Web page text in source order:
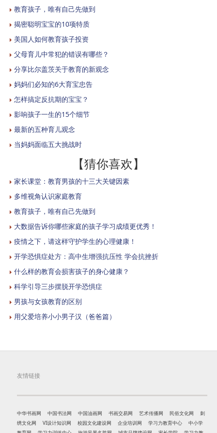
教育孩子，唯有自己先做到
揭密聪明宝宝的10项特质
美国人如何教育孩子投资
父母育儿中常犯的错误有哪些？
分享比尔盖茨关于教育的新观念
妈妈们必知的6大育宝忠告
怎样搞定反抗期的宝宝？
影响孩子一生的15个细节
最新的五种育儿观念
当妈妈面临五大挑战时
【猜你喜欢】
家长课堂：教育男孩的十三大关键因素
多维视角认识家庭教育
教育孩子，唯有自己先做到
大数据告诉你哪些家庭的孩子学习成绩更优秀！
疫情之下，请这样守护学生的心理健康！
开学恐惧症处方：高中生增强抗压性 学会抗挫折
什么样的教育会损害孩子的身心健康？
科学引导三步摆脱开学恐惧症
男孩与女孩教育的区别
用父爱培养小小男子汉（爸爸篇）
友情链接
中华书画网 中国书法网 中国油画网 书画交易网 艺术传播网 民俗文化网
刺
绣文化网
VI设计知识网 校园文化建设网 企业培训网 学习力教育中心
中小学